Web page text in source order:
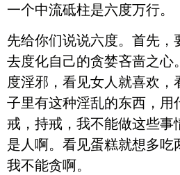
一个中流砥柱是六度万行。
先给你们说说六度。首先，
去度化自己的贪婪吝啬之心
度淫邪，看见女人就喜欢，
子里有这种淫乱的东西，用
戒，持戒，我不能做这些事
是人啊。看见蛋糕就想多吃
我不能贪啊。